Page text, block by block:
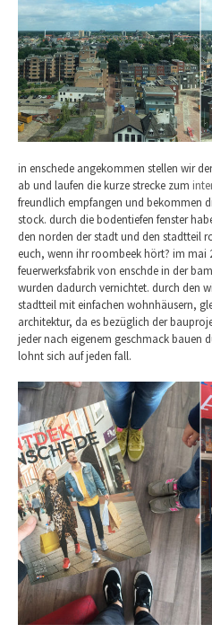
in enschede angekommen stellen wir
ab und laufen die kurze strecke zum
freundlich empfangen und bekommen
stock. durch die bodentiefen fenster
den norden der stadt und den stadtteil
euch, wenn ihr roombeek hört? im mai
feuerwerksfabrik von enschde in der
wurden dadurch vernichtet. durch den
stadtteil mit einfachen wohnhäusern,
architektur, da es bezüglich der
jeder nach eigenem geschmack bauen
lohnt sich auf jeden fall.